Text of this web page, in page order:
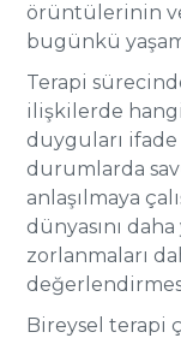
örüntülerinin
bugünkü
Terapi
ilişkilerde
duyguları
durumlarda
anlaşılmaya
dünyasını daha
zorlanmaları
Bireysel terapi